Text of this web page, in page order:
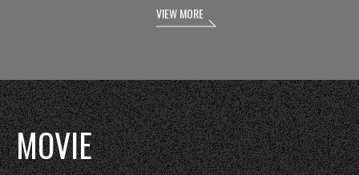
VIEW MORE
MOVIE